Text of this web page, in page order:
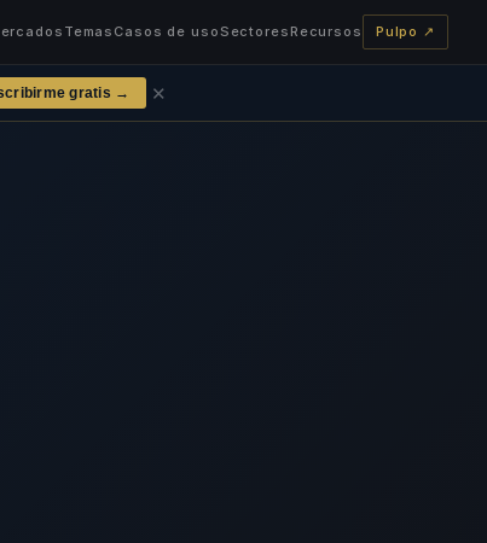
Temas Casos de usoSectores Recursos Pulpo ↗
gratis → ✕